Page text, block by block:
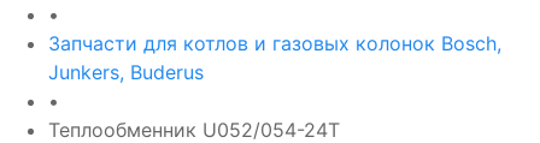
•
Запчасти для котлов и газовых колонок Bosch,
Junkers, Buderus
•
Теплообменник U052/054-24T